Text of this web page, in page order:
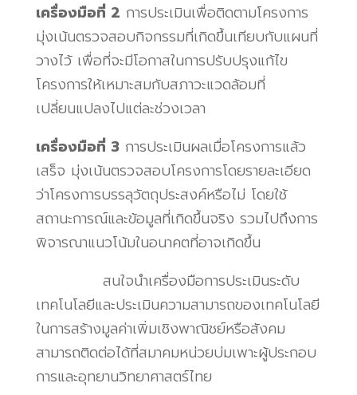
เครื่องมือที่ 2 การประเมินเพื่อติดตามโครงการ
มุ่งเน้นตรวจสอบกิจกรรมที่เกิดขึ้นเทียบกับแผนที่
วางไว้ เพื่อที่จะมีโอกาสในการปรับปรุงแก้ไข
โครงการให้เหมาะสมกับสภาวะแวดล้อมที่
เปลี่ยนแปลงไปแต่ละช่วงเวลา
เครื่องมือที่ 3 การประเมินผลเมื่อโครงการแล้ว
เสร็จ มุ่งเน้นตรวจสอบโครงการโดยรายละเอียด
ว่าโครงการบรรลุวัตถุประสงค์หรือไม่ โดยใช้
สถานะการณ์และข้อมูลที่เกิดขึ้นจริง รวมไปถึงการ
พิจารณาแนวโน้มในอนาคตที่อาจเกิดขึ้น
สนใจนำเครื่องมือการประเมินระดับ
เทคโนโลยีและประเมินความสามารถของเทคโนโลยี
ในการสร้างมูลค่าเพิ่มเชิงพาณิชย์หรือสังคม
สามารถติดต่อได้ที่สมาคมหน่วยบ่มเพาะผู้ประกอบ
การและอุทยานวิทยาศาสตร์ไทย